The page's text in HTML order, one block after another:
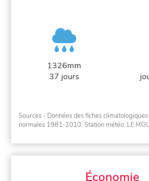
1326mm
37 jours
Sources - Données des fiches
normales 1981-2010. Station météo: LE
Économie